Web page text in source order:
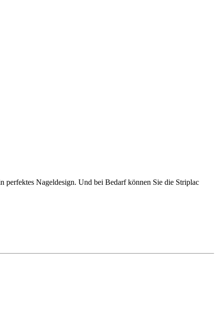
perfektes Nageldesign. Und bei Bedarf können Sie die Striplac